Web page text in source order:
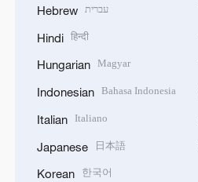
Hebrew עברית
Hindi हिन्दी
Hungarian Magyar
Indonesian Bahasa Indonesia
Italian Italiano
Japanese 日本語
Korean 한국어